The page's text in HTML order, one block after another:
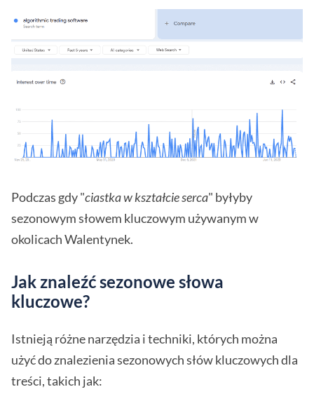
Podczas gdy "ciastka w kształcie serca" byłyby
sezonowym słowem kluczowym używanym w
okolicach Walentynek.
Jak znaleźć sezonowe słowa
kluczowe?
Istnieją różne narzędzia i techniki, których można
użyć do znalezienia sezonowych słów kluczowych dla
treści, takich jak: